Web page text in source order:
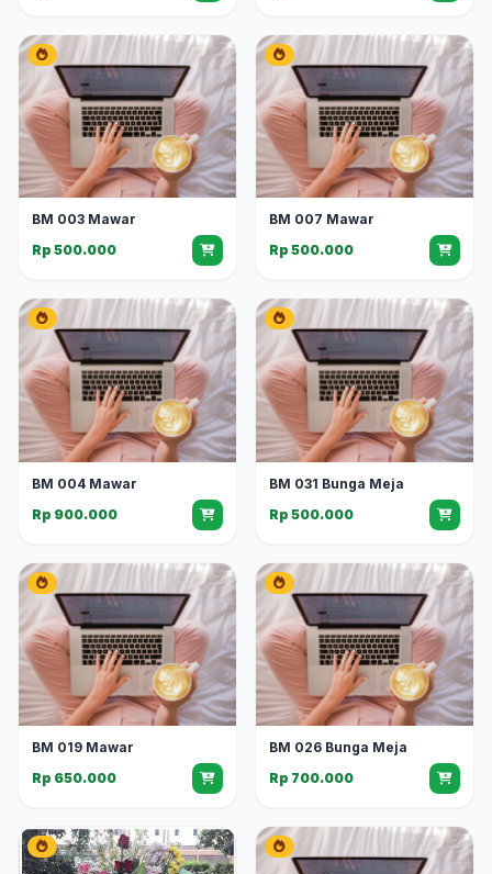
BM 003 Mawar
Rp 500.000
BM 007 Mawar
Rp 500.000
BM 004 Mawar
Rp 900.000
BM 031 Bunga Meja
Rp 500.000
BM 019 Mawar
Rp 650.000
BM 026 Bunga Meja
Rp 700.000